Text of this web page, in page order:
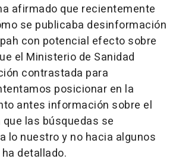
afirmado que recientemente
se publicaba desinformación
con potencial efecto sobre
el Ministerio de Sanidad
contrastada para
posicionar en la
antes información sobre el
las búsquedas se
lo nuestro y no hacia algunos
detallado.